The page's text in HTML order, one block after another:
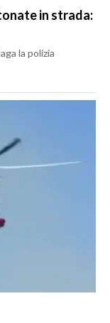
in strada:
la polizia